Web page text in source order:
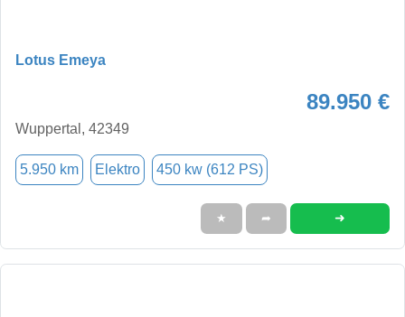
Lotus Emeya
89.950 €
Wuppertal, 42349
5.950 km Elektro 450 kw (612 PS)
★ ➦ ➜